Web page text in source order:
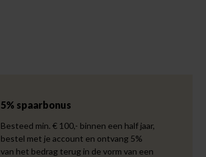
5% spaarbonus
Besteed min. € 100,- binnen een half jaar,
bestel met je account en ontvang 5%
van het bedrag terug in de vorm van een